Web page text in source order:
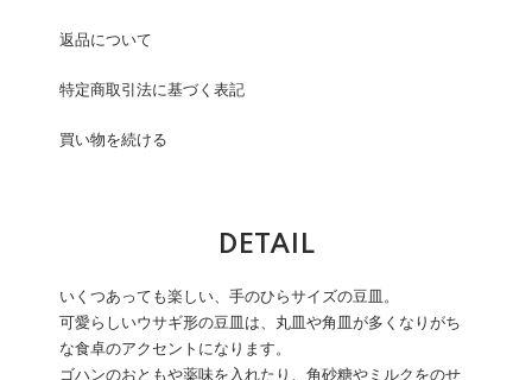
返品について
特定商取引法に基づく表記
買い物を続ける
DETAIL
いくつあっても楽しい、手のひらサイズの豆皿。
可愛らしいウサギ形の豆皿は、丸皿や角皿が多くなりがち
な食卓のアクセントになります。
ゴハンのおともや薬味を入れたり、角砂糖やミルクをのせ